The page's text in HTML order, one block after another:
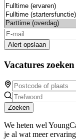
Alert opslaan
Vacatures zoeken
Zoeken
We heten wel
je al wat meer